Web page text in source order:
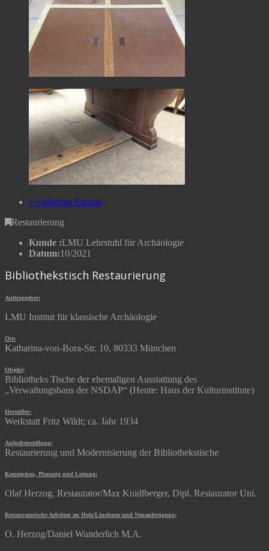
« vorherige Eintrag
Restaurierung
Kunde :LMU Lehrstuhl für Archäologie
Datum:10/2021
Bibliothekstisch Restaurierung
Auftraggeber:
LMU Institut für klassische Archäologie
Ort:
Katharina-von-Bora-Str. 10, 80333 München
Objekt:
Bibliotheks Tische der ehemaligen Ausstattung des
„Verwaltungsbaus der NSDAP“ (Heute: Haus der Kulturinstitute)
Hersteller:
Werkstatt Fritz Wildt; ca. Jahr 1934
Aufgabenstellung:
Restaurierung und Modernisierung der Bibliothekstische
Konzeption, Planung und Leitung:
Olaf Herzog, Restaurator/Max Knidlberger, Dipl. Restaurator Uni.
Restauratorische Arbeiten an Holz/Linoleum und Neuanfertigung:
O. Herzog/Daniel Wunderlich M.A.